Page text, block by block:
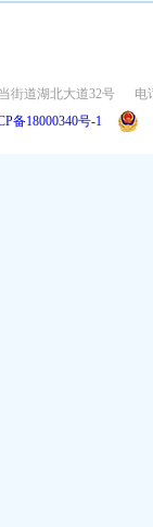
街道湖北大道32号
电
备18000340号-1